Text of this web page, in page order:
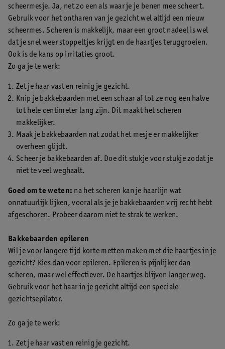
scheermesje. Ja, net zo een als waar je je benen mee scheert.
Gebruik voor het ontharen van je gezicht wel altijd een nieuw
scheermes. Scheren is makkelijk, maar een groot nadeel is wel
dat je snel weer stoppeltjes krijgt en de haartjes teruggroeien.
Ook is de kans op irritaties groot.
Zo ga je te werk:
Zet je haar vast en reinig je gezicht.
Knip je bakkebaarden met een schaar af tot ze nog een halve
tot hele centimeter lang zijn. Dit maakt het scheren
makkelijker.
Maak je bakkebaarden nat zodat het mesje er makkelijker
overheen glijdt.
Scheer je bakkebaarden af. Doe dit stukje voor stukje zodat je
niet te veel weghaalt.
Goed om te weten: na het scheren kan je haarlijn wat
onnatuurlijk lijken, vooral als je je bakkebaarden vrij recht hebt
afgeschoren. Probeer daarom niet te strak te werken.
Bakkebaarden epileren
Wil je voor langere tijd korte metten maken met die haartjes in je
gezicht? Kies dan voor epileren. Epileren is pijnlijker dan
scheren, maar wel effectiever. De haartjes blijven langer weg.
Gebruik voor het haar in je gezicht altijd een speciale
gezichtsepilator.
Zo ga je te werk:
Zet je haar vast en reinig je gezicht.